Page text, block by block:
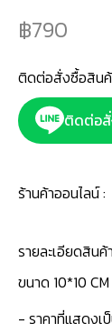
790
ติดต่อสั่งซื้อสินค้
ติดต่อ
ร้านค้าออนไลน์ :
รายละเอียดสินค้า
ขนาด 10*10 CM
- ราคาที่แสดงเ